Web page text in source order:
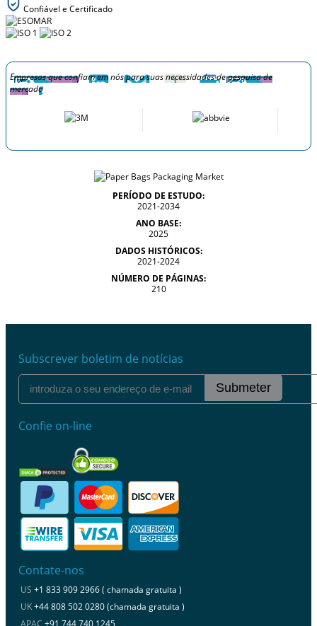
Confiável e Certificado
Empresas que confiam em nós para suas necessidades de pesquisa de
mercado
PERÍODO DE ESTUDO:
2021-2034
ANO BASE:
2025
DADOS HISTÓRICOS:
2021-2024
NÚMERO DE PÁGINAS:
210
Subscrever boletim de notícias
Submeter
Confie on-line
Contate-nos
US +1 833 909 2966 ( chamada gratuita )
UK+44 808 502 0280 (chamada gratuita )
APAC +91 744 740 1245